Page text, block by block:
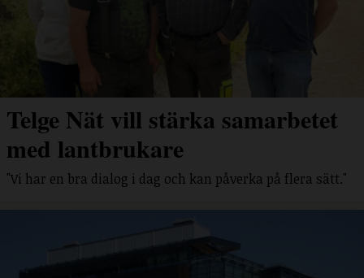
Telge Nät vill stärka samarbetet
med lantbrukare
"Vi har en bra dialog i dag och kan påverka på flera sätt."